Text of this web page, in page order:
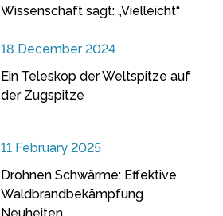
Wissenschaft sagt: „Vielleicht“
18 December 2024
Ein Teleskop der Weltspitze auf
der Zugspitze
11 February 2025
Drohnen Schwärme: Effektive
Waldbrandbekämpfung
Neuheiten